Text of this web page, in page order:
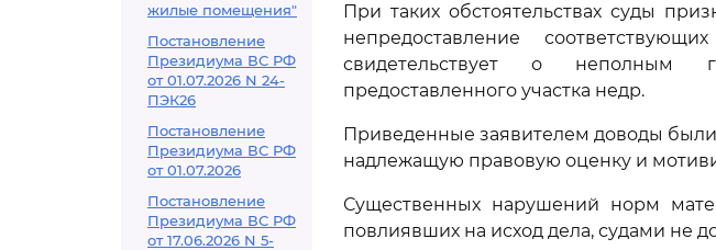
жилые помещения"
Постановление
Президиума ВС РФ
от 01.07.2026 N 24-
ПЭК26
Постановление
Президиума ВС РФ
от 01.07.2026
Постановление
Президиума ВС РФ
от 17.06.2026 N 5-
При таких обстоятельствах суды
непредоставление
свидетельствует о неполным
предоставленного участка недр.
Приведенные заявителем доводы
надлежащую правовую оценку и
Существенных нарушений норм
повлиявших на исход дела, судами не